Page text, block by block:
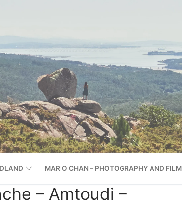
MARIO CHAN – PHOTOGRAPHY AND FILM
– Amtoudi –